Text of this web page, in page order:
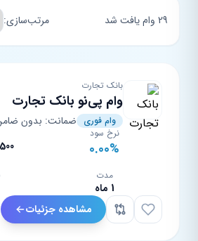
29 وام یافت شد مرتب‌سازی:
بانک تجارت
وام پی‌نو بانک تجارت
وام فوری ضمانت: بدون
نرخ سود
0.00% 500 میلیون تومان
مدت
1 ماه
مشاهده جزئیات